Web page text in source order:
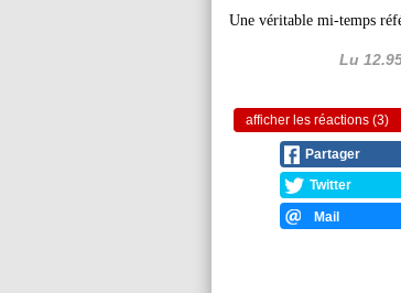
Une véritable mi-temps
Lu
afficher les réactions (3)
Partager
Twitter
Mail